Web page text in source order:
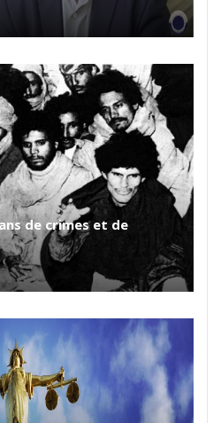
de crimes et de